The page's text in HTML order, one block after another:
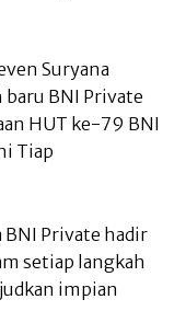
Suryana
BNI Private
HUT ke-79 BNI
Tiap
BNI Private hadir
setiap langkah
impian